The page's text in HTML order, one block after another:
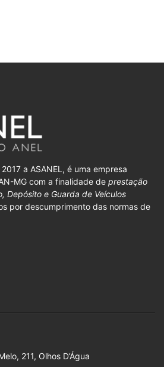
a ASANEL, é uma empresa
MG com a finalidade de prestação
Depósito e Guarda de Veículos
por descumprimento das normas de
211, Olhos D’Água